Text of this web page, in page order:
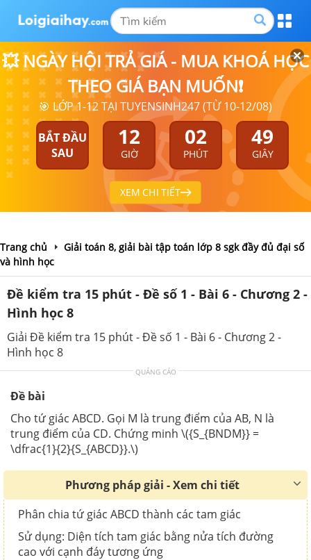
💥 NGÀY HỘI TRẢ GIÁ - MUA KHOÁ HỌC
THEO GIÁ BẠN MUỐN❗
🎯 LỚP 1-12 TẠI TUYENSINH247 (TỪ 10-12/08)
BẮT ĐẦU
SAU
12
GIỜ
02
PHÚT
49
GIÂY
XEM CHI TIẾT
Trang chủ
Giải toán 8, giải bài tập toán lớp 8 sgk đầy đủ đại số
và hình học
Đề kiểm tra 15 phút - Đề số 1 - Bài 6 - Chương 2 -
Hình học 8
Giải Đề kiểm tra 15 phút - Đề số 1 - Bài 6 - Chương 2 -
Hình học 8
QUẢNG CÁO
Đề bài
Cho tứ giác ABCD. Gọi M là trung điểm của AB, N là
trung điểm của CD. Chứng minh \({S_{BNDM}} =
\dfrac{1}{2}{S_{ABCD}}.\)
Phương pháp giải - Xem chi tiết
Phân chia tứ giác ABCD thành các tam giác
Sử dụng: Diện tích tam giác bằng nửa tích đường
cao với cạnh đáy tương ứng